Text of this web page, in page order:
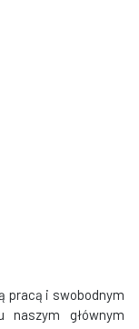
pracą i swobodnym
głównym